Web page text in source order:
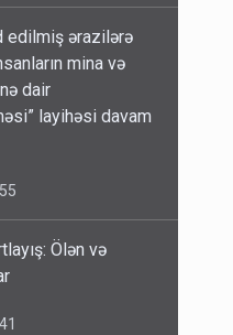
edilmiş ərazilərə
mina və
dair
layihəsi davam
Ölən və